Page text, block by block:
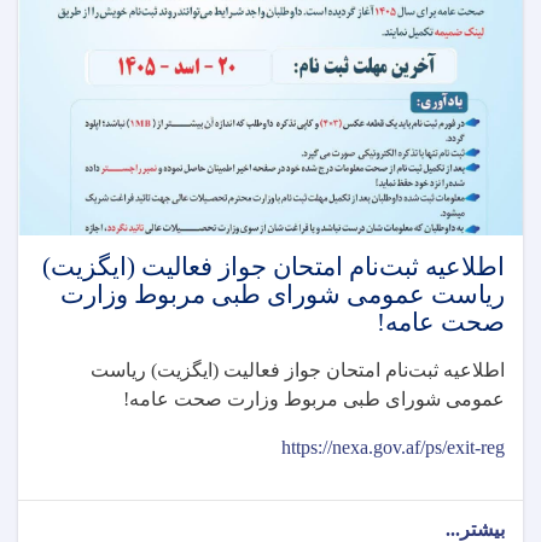
وزارت
صحت
عامه!
اطلاعیه ثبت‌نام امتحان جواز فعالیت (ایگزیت)
رياست عمومی شورای طبی مربوط وزارت
صحت عامه!
اطلاعیه ثبت‌نام امتحان جواز فعالیت (ایگزیت) رياست
عمومی شورای طبی مربوط وزارت صحت عامه!
https://nexa.gov.af/ps/exit-reg
بیشتر...